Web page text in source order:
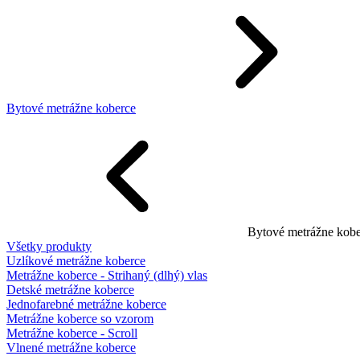
Bytové metrážne koberce
Bytové metrážne
Všetky produkty
Uzlíkové metrážne koberce
Metrážne koberce - Strihaný (dlhý) vlas
Detské metrážne koberce
Jednofarebné metrážne koberce
Metrážne koberce so vzorom
Metrážne koberce - Scroll
Vlnené metrážne koberce